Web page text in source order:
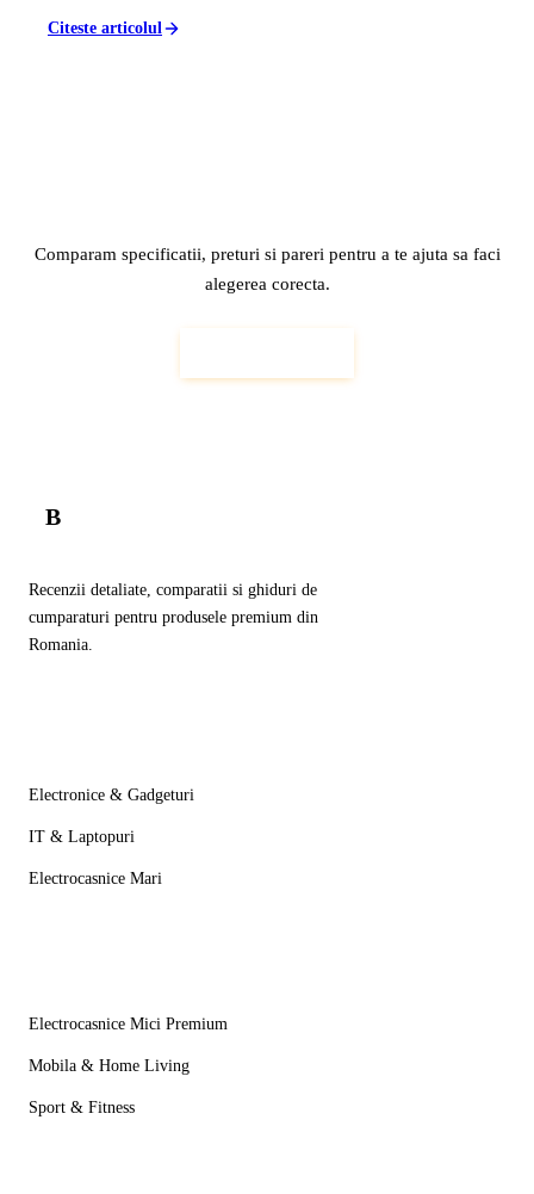
Citeste articolul
Comparam specificatii, preturi si pareri pentru a te ajuta sa faci
alegerea corecta.
B
Recenzii detaliate, comparatii si ghiduri de
cumparaturi pentru produsele premium din
Romania.
Electronice & Gadgeturi
IT & Laptopuri
Electrocasnice Mari
Electrocasnice Mici Premium
Mobila & Home Living
Sport & Fitness